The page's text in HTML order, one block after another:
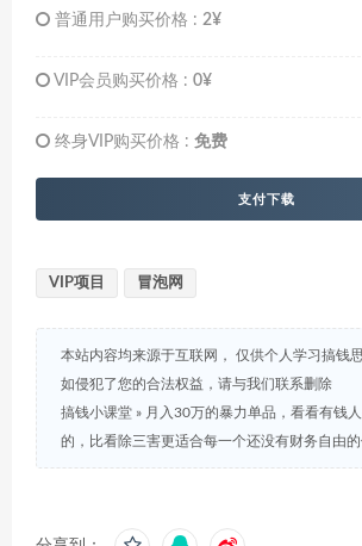
普通用户购买价格 : 2¥
VIP会员购买价格 : 0¥
终身VIP购买价格 : 免费
支付下载
VIP项目 冒泡网
本站内容均来源于互联网， 仅供个人学习搞钱
如侵犯了您的合法权益，请与我们联系删除
搞钱小课堂 » ​月入30‮的万‬暴力单品，​‮看看‬有钱‮是人‬怎么搞到钱
的，比看除‮害三‬更适合‮